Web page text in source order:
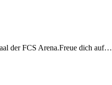
der FCS Arena.Freue dich auf…